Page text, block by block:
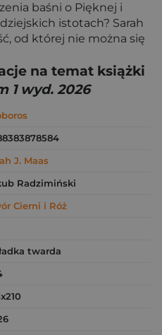
baśni o Pięknej i
istotach? Sarah
od której nie można się
na temat książki
1 wyd. 2026
J. Maas
Radzimiński
Cierni i Róż
twarda